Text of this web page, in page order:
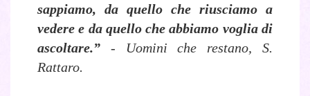
sappiamo, da quello che riusciamo a
vedere e da quello che abbiamo voglia di
ascoltare.” - Uomini che restano, S.
Rattaro.